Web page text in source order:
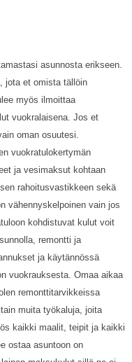
asunnosta erikseen.
jota et omista tällöin
myös ilmoittaa
vuokralaisena. Jos et
oman osuutesi.
vuokratulokertymän
ja vesimaksut kohtaan
rahoitusvastikkeen sekä
vähennyskelpoinen vain jos
kohdistuvat kulut voit
remontti ja
ja käytännössä
vuokrauksesta. Omaa aikaa
remonttitarvikkeissa
muita työkaluja, joita
kaikki maalit, teipit ja kaikki
ostaa asuntoon on